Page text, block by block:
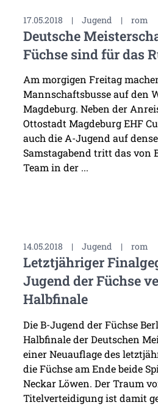
17.05.2018 | Jugend | rom
Deutsche
Füchse sind für das
Am morgigen Freitag
Mannschaftsbusse auf den
Magdeburg. Neben der
Ottostadt Magdeburg EHF
auch die A-Jugend auf
Samstagabend tritt das von
Team in der ...
14.05.2018 | Jugend | rom
Letztjähriger
Jugend der Füchse
Halbfinale
Die B-Jugend der Füchse
Halbfinale der Deutschen
einer Neuauflage des
die Füchse am Ende beide
Neckar Löwen. Der Traum
Titelverteidigung ist damit